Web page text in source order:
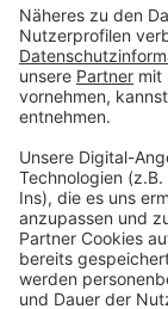
sechs Nächte
100K Tickets).
Anzeige
Anzeige